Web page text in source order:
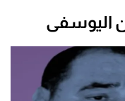
اليوسفي